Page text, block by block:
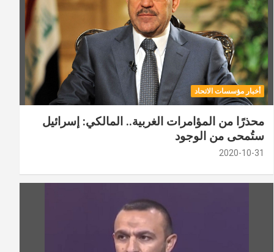
أخبار مؤسسات الاتحاد
محذرًا من المؤامرات الغربية.. المالكي: إسرائيل
ستُمحى من الوجود
2020-10-31